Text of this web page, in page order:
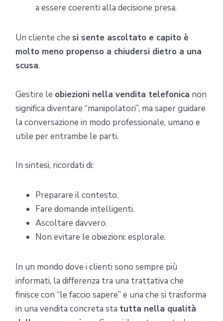
a essere coerenti alla decisione presa.
Un cliente che si sente ascoltato e capito è
molto meno propenso a chiudersi dietro a una
scusa.
Gestire le obiezioni nella vendita telefonica non
significa diventare “manipolatori”, ma saper guidare
la conversazione in modo professionale, umano e
utile per entrambe le parti.
In sintesi, ricordati di:
Preparare il contesto.
Fare domande intelligenti.
Ascoltare davvero.
Non evitare le obiezioni: esplorale.
In un mondo dove i clienti sono sempre più
informati, la differenza tra una trattativa che
finisce con “le faccio sapere” e una che si trasforma
in una vendita concreta sta tutta nella qualità